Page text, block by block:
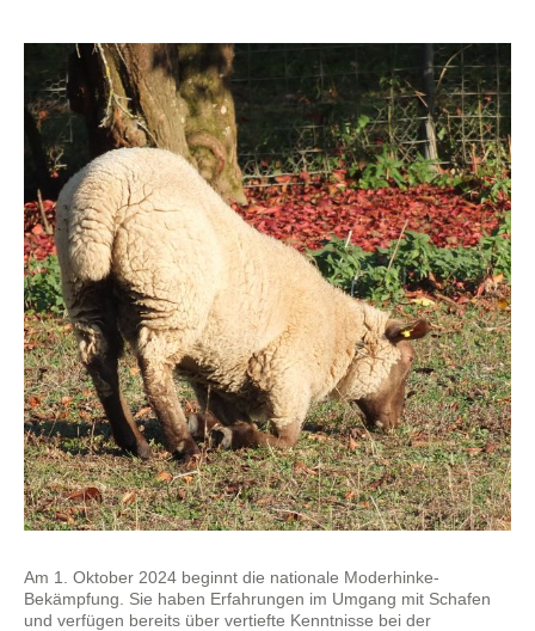
Am 1. Oktober 2024 beginnt die nationale Moderhinke-
Bekämpfung. Sie haben Erfahrungen im Umgang mit Schafen
und verfügen bereits über vertiefte Kenntnisse bei der